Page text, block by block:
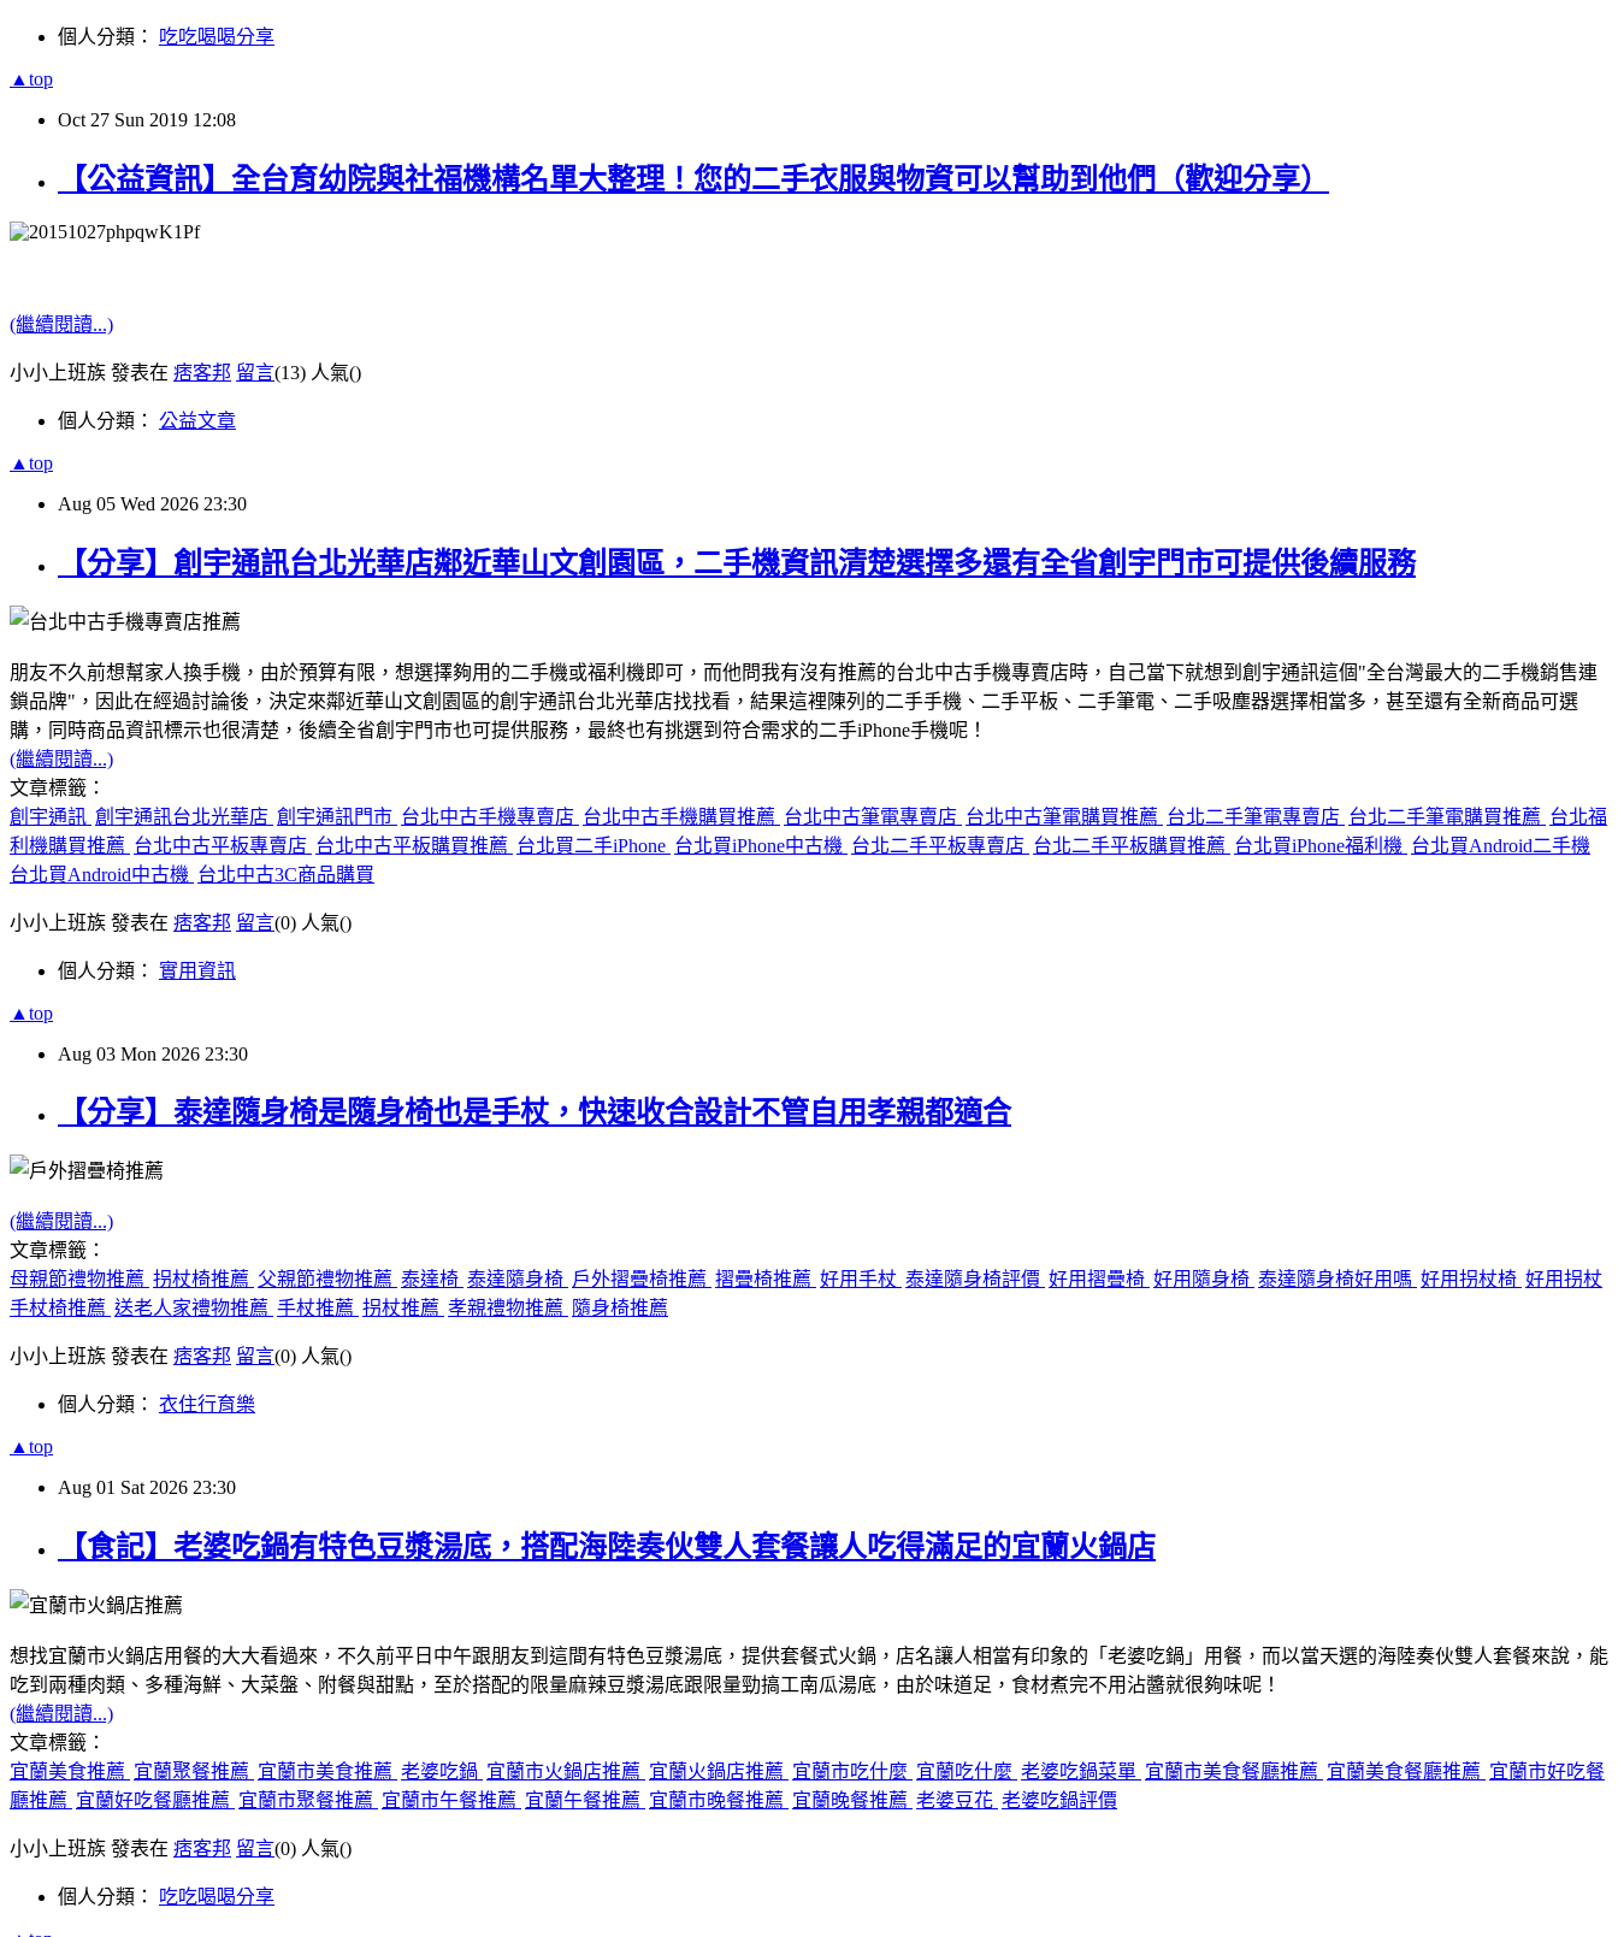
個人分類： 吃吃喝喝分享
▲top
Oct 27 Sun 2019 12:08
【公益資訊】全台育幼院與社福機構名單大整理！您的二手衣服與物資可以幫助到他們（歡迎分享）
(繼續閱讀...)
小小上班族 發表在 痞客邦 留言(13) 人氣()
個人分類： 公益文章
▲top
Aug 05 Wed 2026 23:30
【分享】創宇通訊台北光華店鄰近華山文創園區，二手機資訊清楚選擇多還有全省創宇門市可提供後續服務
朋友不久前想幫家人換手機，由於預算有限，想選擇夠用的二手機或福利機即可，而他問我有沒有推薦的台北中古手機專賣店時，自己當下就想到創宇通訊這個"全台灣最大的二手機銷售連
鎖品牌"，因此在經過討論後，決定來鄰近華山文創園區的創宇通訊台北光華店找找看，結果這裡陳列的二手手機、二手平板、二手筆電、二手吸塵器選擇相當多，甚至還有全新商品可選
購，同時商品資訊標示也很清楚，後續全省創宇門市也可提供服務，最終也有挑選到符合需求的二手iPhone手機呢！
(繼續閱讀...)
文章標籤：
創宇通訊 創宇通訊台北光華店 創宇通訊門市 台北中古手機專賣店 台北中古手機購買推薦 台北中古筆電專賣店 台北中古筆電購買推薦 台北二手筆電專賣店 台北二手筆電購買推薦 台北福
利機購買推薦 台北中古平板專賣店 台北中古平板購買推薦 台北買二手iPhone 台北買iPhone中古機 台北二手平板專賣店 台北二手平板購買推薦 台北買iPhone福利機 台北買Android二手機
台北買Android中古機 台北中古3C商品購買
小小上班族 發表在 痞客邦 留言(0) 人氣()
個人分類： 實用資訊
▲top
Aug 03 Mon 2026 23:30
【分享】泰達隨身椅是隨身椅也是手杖，快速收合設計不管自用孝親都適合
(繼續閱讀...)
文章標籤：
母親節禮物推薦 拐杖椅推薦 父親節禮物推薦 泰達椅 泰達隨身椅 戶外摺疊椅推薦 摺疊椅推薦 好用手杖 泰達隨身椅評價 好用摺疊椅 好用隨身椅 泰達隨身椅好用嗎 好用拐杖椅 好用拐杖
手杖椅推薦 送老人家禮物推薦 手杖推薦 拐杖推薦 孝親禮物推薦 隨身椅推薦
小小上班族 發表在 痞客邦 留言(0) 人氣()
個人分類： 衣住行育樂
▲top
Aug 01 Sat 2026 23:30
【食記】老婆吃鍋有特色豆漿湯底，搭配海陸奏伙雙人套餐讓人吃得滿足的宜蘭火鍋店
想找宜蘭市火鍋店用餐的大大看過來，不久前平日中午跟朋友到這間有特色豆漿湯底，提供套餐式火鍋，店名讓人相當有印象的「老婆吃鍋」用餐，而以當天選的海陸奏伙雙人套餐來說，能
吃到兩種肉類、多種海鮮、大菜盤、附餐與甜點，至於搭配的限量麻辣豆漿湯底跟限量勁搞工南瓜湯底，由於味道足，食材煮完不用沾醬就很夠味呢！
(繼續閱讀...)
文章標籤：
宜蘭美食推薦 宜蘭聚餐推薦 宜蘭市美食推薦 老婆吃鍋 宜蘭市火鍋店推薦 宜蘭火鍋店推薦 宜蘭市吃什麼 宜蘭吃什麼 老婆吃鍋菜單 宜蘭市美食餐廳推薦 宜蘭美食餐廳推薦 宜蘭市好吃餐
廳推薦 宜蘭好吃餐廳推薦 宜蘭市聚餐推薦 宜蘭市午餐推薦 宜蘭午餐推薦 宜蘭市晚餐推薦 宜蘭晚餐推薦 老婆豆花 老婆吃鍋評價
小小上班族 發表在 痞客邦 留言(0) 人氣()
個人分類： 吃吃喝喝分享